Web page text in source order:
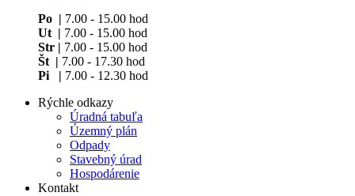
Po | 7.00 - 15.00 hod
Ut | 7.00 - 15.00 hod
Str | 7.00 - 15.00 hod
Št | 7.00 - 17.30 hod
Pi | 7.00 - 12.30 hod
Rýchle odkazy
Úradná tabuľa
Územný plán
Odpady
Stavebný úrad
Hospodárenie
Kontakt